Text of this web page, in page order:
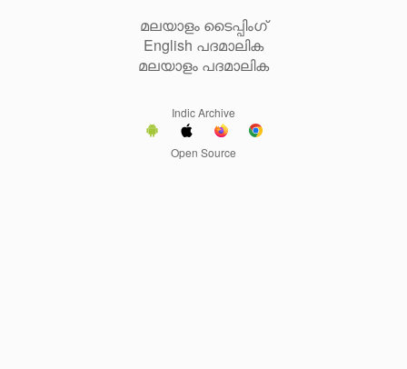
മലയാളം ടൈപ്പിംഗ്
English പദമാലിക
മലയാളം പദമാലിക
Indic Archive
Open Source